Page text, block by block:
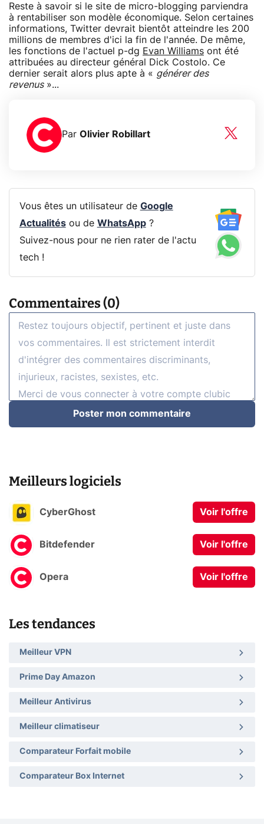
Reste à savoir si le site de micro-blogging parviendra
à rentabiliser son modèle économique. Selon certaines
informations, Twitter devrait bientôt atteindre les 200
millions de membres d'ici la fin de l'année. De même,
les fonctions de l'actuel p-dg Evan Williams ont été
attribuées au directeur général Dick Costolo. Ce
dernier serait alors plus apte à « générer des
revenus»...
Par Olivier Robillart
Vous êtes un utilisateur de Google
Actualitésou de WhatsApp?
Suivez-nous pour ne rien rater de l'actu
tech !
Commentaires (0)
Poster mon commentaire
Meilleurs logiciels
CyberGhost Voir l'offre
Bitdefender Voir l'offre
Opera Voir l'offre
Les tendances
Meilleur VPN
Prime Day Amazon
Meilleur Antivirus
Meilleur climatiseur
Comparateur Forfait mobile
Comparateur Box Internet